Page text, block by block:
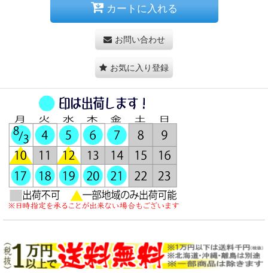
カートに入れる
お問い合わせ
お気に入り登録